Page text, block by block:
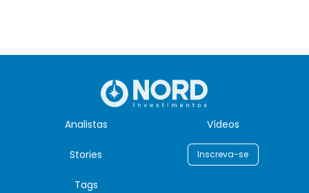
Analistas Vídeos
Stories Inscreva-se
Tags